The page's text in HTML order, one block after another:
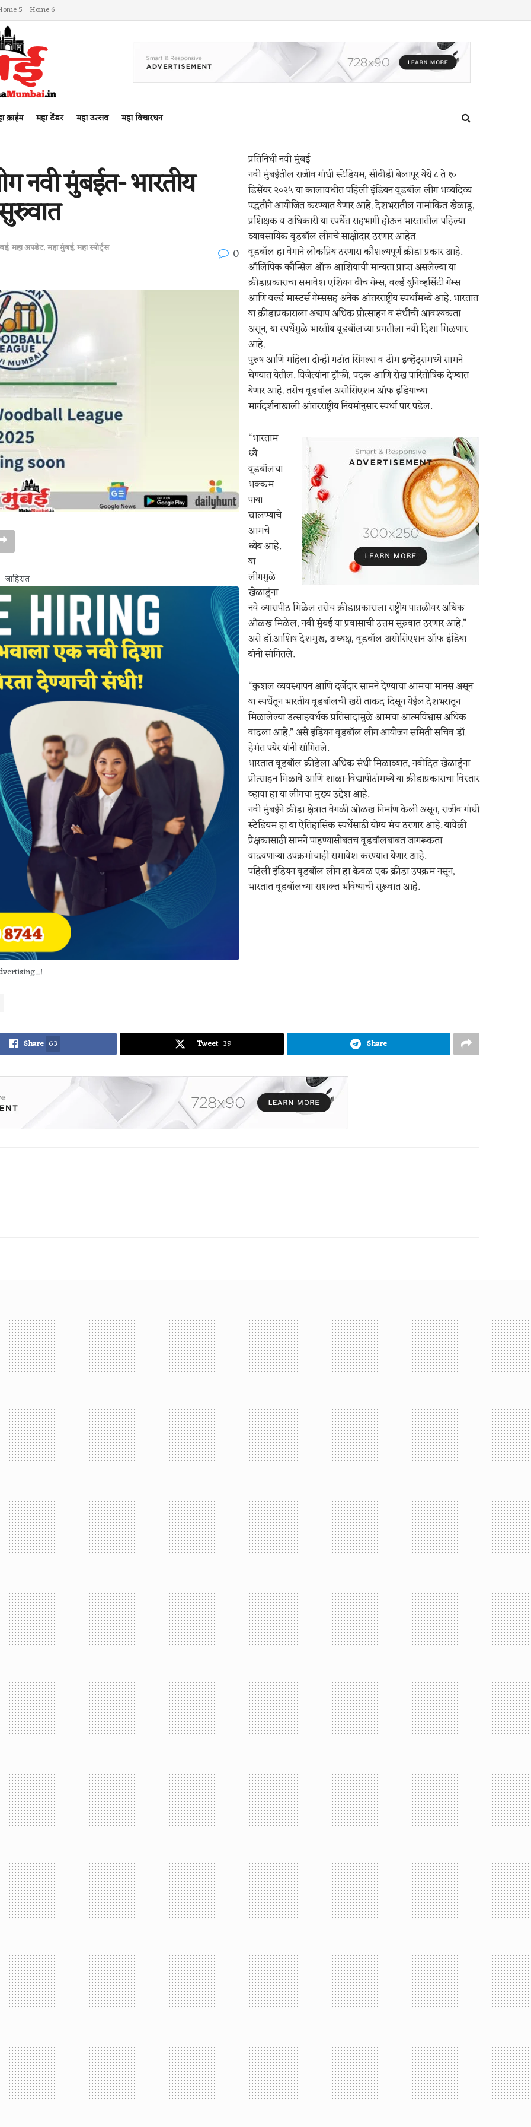
5 Home 6
क्राईम महा टेंडर महा उत्सव महा विचारधन
नवी मुंबईत- भारतीय
,महा अपडेट,महा मुंबई,महा स्पोर्ट्स
0
जाहिरात
प्रतिनिधी नवी मुंबई
नवी मुंबईतील राजीव गांधी स्टेडियम, सीबीडी बेलापूर येथे ८ ते १०
डिसेंबर २०२५ या कालावधीत पहिली इंडियन वूडबॉल लीग भव्यदिव्य
पद्धतीने आयोजित करण्यात येणार आहे. देशभरातील नामांकित खेळाडू,
प्रशिक्षक व अधिकारी या स्पर्धेत सहभागी होऊन भारतातील पहिल्या
व्यावसायिक वूडबॉल लीगचे साक्षीदार ठरणार आहेत.
वूडबॉल हा वेगाने लोकप्रिय ठरणारा कौशल्यपूर्ण क्रीडा प्रकार आहे.
ऑलिंपिक कौन्सिल ऑफ आशियाची मान्यता प्राप्त असलेल्या या
क्रीडाप्रकाराचा समावेश एशियन बीच गेम्स, वर्ल्ड युनिव्हर्सिटी गेम्स
आणि वर्ल्ड मास्टर्स गेम्ससह अनेक आंतरराष्ट्रीय स्पर्धांमध्ये आहे. भारतात
या क्रीडाप्रकाराला अद्याप अधिक प्रोत्साहन व संधींची आवश्यकता
असून, या स्पर्धेमुळे भारतीय वूडबॉलच्या प्रगतीला नवी दिशा मिळणार
आहे.
पुरुष आणि महिला दोन्ही गटांत सिंगल्स व टीम इव्हेंट्समध्ये सामने
घेण्यात येतील. विजेत्यांना ट्रॉफी, पदक आणि रोख पारितोषिक देण्यात
येणार आहे. तसेच वूडबॉल असोसिएशन ऑफ इंडियाच्या
मार्गदर्शनाखाली आंतरराष्ट्रीय नियमांनुसार स्पर्धा पार पडेल.
“भारताम
ध्ये
वूडबॉलचा
भक्कम
पाया
घालण्याचे
आमचे
ध्येय आहे.
या
लीगमुळे
खेळाडूंना
नवे व्यासपीठ मिळेल तसेच क्रीडाप्रकाराला राष्ट्रीय पातळीवर अधिक
ओळख मिळेल, नवी मुंबई या प्रवासाची उत्तम सुरुवात ठरणार आहे.”
असे डॉ.आशिष देशमुख, अध्यक्ष, वूडबॉल असोसिएशन ऑफ इंडिया
यांनी सांगितले.
“कुशल व्यवस्थापन आणि दर्जेदार सामने देण्याचा आमचा मानस असून
या स्पर्धेतून भारतीय वूडबॉलची खरी ताकद दिसून येईल.देशभरातून
मिळालेल्या उत्साहवर्धक प्रतिसादामुळे आमचा आत्मविश्वास अधिक
वाढला आहे.” असे इंडियन वूडबॉल लीग आयोजन समिती सचिव डॉ.
हेमंत पयेर यांनी सांगितले.
भारतात वूडबॉल क्रीडेला अधिक संधी मिळाव्यात, नवोदित खेळाडूंना
प्रोत्साहन मिळावे आणि शाळा-विद्यापीठांमध्ये या क्रीडाप्रकाराचा विस्तार
व्हावा हा या लीगचा मुख्य उद्देश आहे.
नवी मुंबईने क्रीडा क्षेत्रात वेगळी ओळख निर्माण केली असून, राजीव गांधी
स्टेडियम हा या ऐतिहासिक स्पर्धेसाठी योग्य मंच ठरणार आहे. यावेळी
प्रेक्षकांसाठी सामने पाहण्यासोबतच वूडबॉलबाबत जागरूकता
वाढवणाऱ्या उपक्रमांचाही समावेश करण्यात येणार आहे.
पहिली इंडियन वूडबॉल लीग हा केवळ एक क्रीडा उपक्रम नसून,
भारतात वूडबॉलच्या सशक्त भविष्याची सुरूवात आहे.
Share 63 Tweet 39 Share